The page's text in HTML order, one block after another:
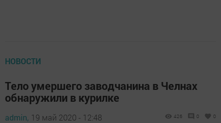
НОВОСТИ
Тело умершего заводчанина в Челнах
обнаружили в курилке
admin, 19 май 2020 - 12:48 426 0 0